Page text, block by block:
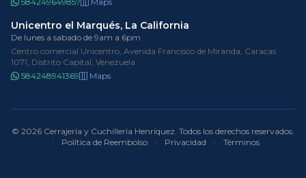
Unicentro el Marqués, La California
De lunes a sabado de 9am a 6pm
Centro comercial Unicentro, Avenida Francisco de Miranda, Caracas
1071, Distrito Capital, Venezuela
584248941369
Maps
© 2026 Cerrajería y Cuchillería Henríquez. Todos los derechos reservados.
·
Política de Reembolso · Privacidad · Términos